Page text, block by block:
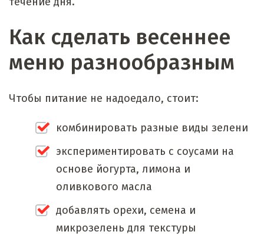
Как сделать весеннее
меню разнообразным
Чтобы питание не надоедало, стоит:
комбинировать разные виды зелени
экспериментировать с соусами на
основе йогурта, лимона и
оливкового масла
добавлять орехи, семена и
микрозелень для текстуры